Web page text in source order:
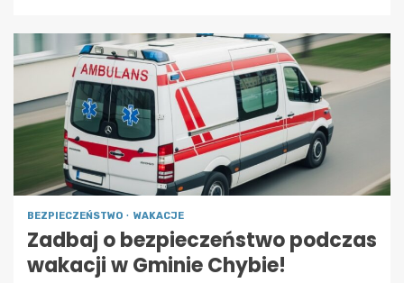
BEZPIECZEŃSTWO WAKACJE
Zadbaj o bezpieczeństwo podczas
wakacji w Gminie Chybie!